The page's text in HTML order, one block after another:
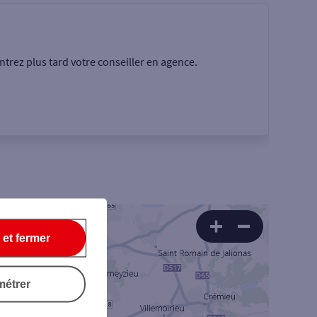
plus tard votre conseiller en agence.
fermer